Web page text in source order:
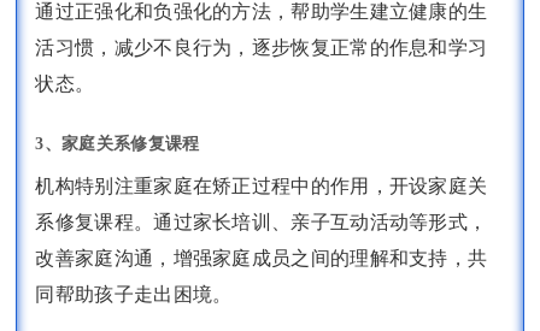
通过正强化和负强化的方法，帮助学生建立健康的生
活习惯，减少不良行为，逐步恢复正常的作息和学习
状态。
3、家庭关系修复课程
机构特别注重家庭在矫正过程中的作用，开设家庭关
系修复课程。通过家长培训、亲子互动活动等形式，
改善家庭沟通，增强家庭成员之间的理解和支持，共
同帮助孩子走出困境。